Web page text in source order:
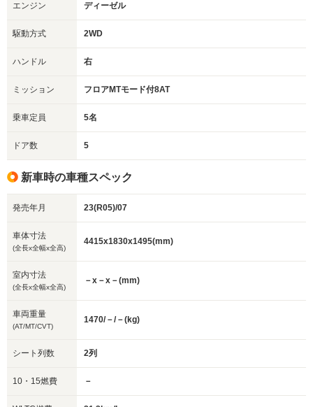
エンジン ディーゼル
駆動方式 2WD
ハンドル 右
ミッション フロアMTモード付8AT
乗車定員 5名
ドア数 5
新車時の車種スペック
発売年月 23(R05)/07
車体寸法
(全長x全幅x全高)
4415x1830x1495(mm)
室内寸法
(全長x全幅x全高)
－x－x－(mm)
車両重量
(AT/MT/CVT)
1470/－/－(kg)
シート列数 2列
10・15燃費 －